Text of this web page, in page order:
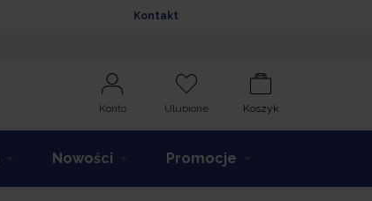
Kontakt
Konto Ulubione Koszyk
Nowości Promocje